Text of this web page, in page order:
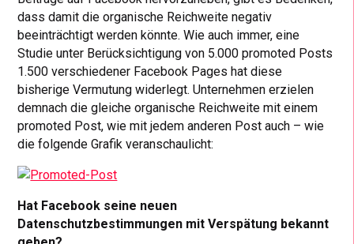
dass damit die organische Reichweite negativ
beeinträchtigt werden könnte. Wie auch immer, eine
Studie unter Berücksichtigung von 5.000 promoted Posts
1.500 verschiedener Facebook Pages hat diese
bisherige Vermutung widerlegt. Unternehmen erzielen
demnach die gleiche organische Reichweite mit einem
promoted Post, wie mit jedem anderen Post auch – wie
die folgende Grafik veranschaulicht:
Hat Facebook seine neuen
Datenschutzbestimmungen mit Verspätung bekannt